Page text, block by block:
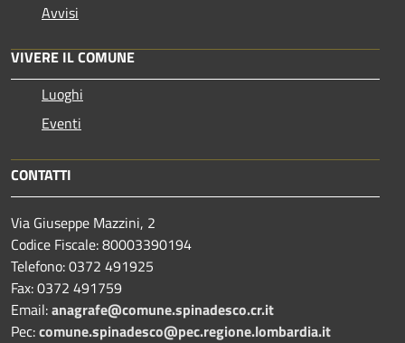
Avvisi
VIVERE IL COMUNE
Luoghi
Eventi
CONTATTI
Via Giuseppe Mazzini, 2
Codice Fiscale: 80003390194
Telefono:0372 491925
Fax:0372 491759
Email:anagrafe@comune.spinadesco.cr.it
Pec:comune.spinadesco@pec.regione.lombardia.it